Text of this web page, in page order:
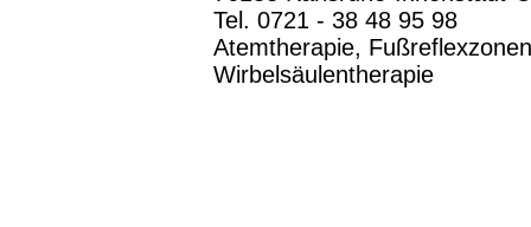
Tel. 0721 - 38 48 95 98
Atemtherapie,
Wirbelsäulentherapie